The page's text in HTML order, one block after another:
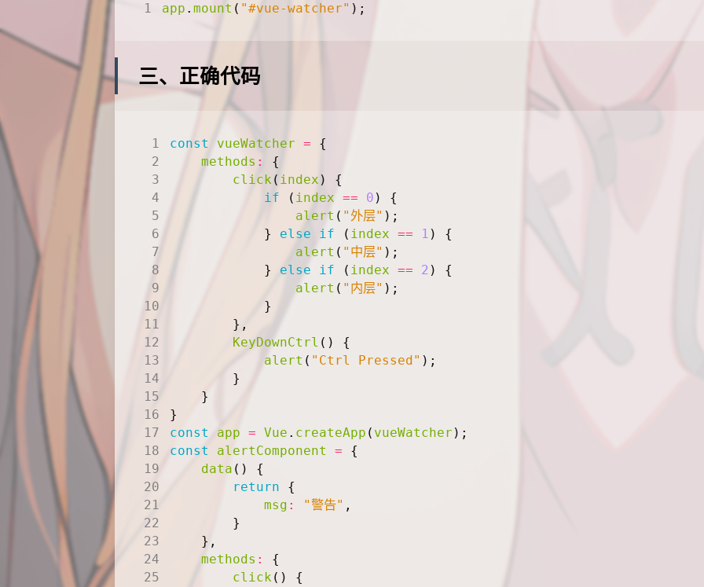
app . mount ( "#vue-watcher" );
三、正确代码
const vueWatcher =
{
methods :
{
click ( index )
{
if
( index == 0 )
{
alert ( "外层" );
}
else if ( index == 1 )
{
alert ( "中层" );
}
else if ( index == 2 )
{
alert ( "内层" );
}
},
KeyDownCtrl ()
{
alert ( "Ctrl Pressed" );
}
}
}
const
app = Vue . createApp ( vueWatcher );
const
alertComponent =
{
data ()
{
return
{
msg : "警告" ,
}
},
methods :
{
click() {